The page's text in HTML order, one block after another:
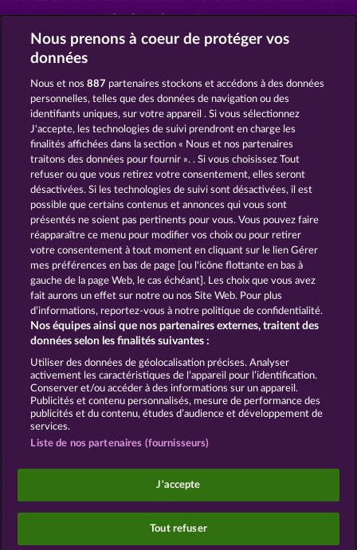
Les symboles dans Savanna Moon
Tigre
Éléphant
Aventurier
Valet (J)
Reine (Q)
Roi (K)
As
Numéro 9
Numéro 10
À la découverte du monde sauvage
Embarquez dans une aventure passionnante au cœur du monde
sauvage et vivez une expérience amusante avec la machine à sous en
ligne gratuite Savanna Moon. Restez toutefois sur vos gardes pour
ne pas perdre vos points durement acquis.
CGU Charte de confidentialité
Mentions légales Société FAQ
Programme d'affiliation
Envoyer la demande de rétractation
Les jeux de casino sociaux sont prévus uniquement
à des fins de divertissement et n'ont absolument
jeux avec de l'argent réel.
©2026 Whow Games GmbH
Nous prenons à coeur de protéger vos
données
Nous et nos887 partenaires stockons et accédons à des données
personnelles, telles que des données de navigation ou des
identifiants uniques, sur votre appareil . Si vous sélectionnez
J'accepte, les technologies de suivi prendront en charge les
finalités affichées dans la section « Nous et nos partenaires
traitons des données pour fournir ». . Si vous choisissez Tout
refuser ou que vous retirez votre consentement, elles seront
désactivées. Si les technologies de suivi sont désactivées, il est
possible que certains contenus et annonces qui vous sont
présentés ne soient pas pertinents pour vous. Vous pouvez faire
réapparaître ce menu pour modifier vos choix ou pour retirer
votre consentement à tout moment en cliquant sur le lien Gérer
mes préférences en bas de page [ou l'icône flottante en bas à
gauche de la page Web, le cas échéant]. Les choix que vous avez
fait aurons un effet sur notre ou nos Site Web. Pour plus
d’informations, reportez-vous à notre politique de confidentialité.
Nos équipes ainsi que nos partenaires externes, traitent des
données selon les finalités suivantes :
Utiliser des données de géolocalisation précises. Analyser
activement les caractéristiques de l’appareil pour l’identification.
Conserver et/ou accéder à des informations sur un appareil.
Publicités et contenu personnalisés, mesure de performance des
publicités et du contenu, études d’audience et développement de
services.
Liste de nos partenaires (fournisseurs)
J'accepte
Tout refuser